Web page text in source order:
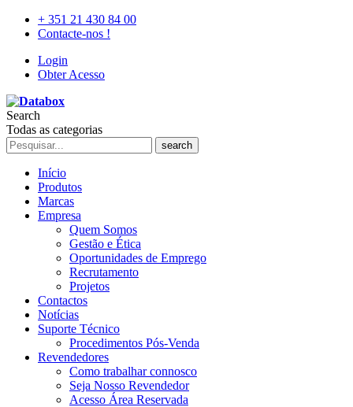
+ 351 21 430 84 00
Contacte-nos !
Login
Obter Acesso
Search
Todas as categorias
search
Início
Produtos
Marcas
Empresa
Quem Somos
Gestão e Ética
Oportunidades de Emprego
Recrutamento
Projetos
Contactos
Notícias
Suporte Técnico
Procedimentos Pós-Venda
Revendedores
Como trabalhar connosco
Seja Nosso Revendedor
Acesso Área Reservada